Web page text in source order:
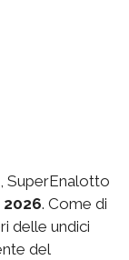
SuperEnalotto
. Come di
delle undici
del